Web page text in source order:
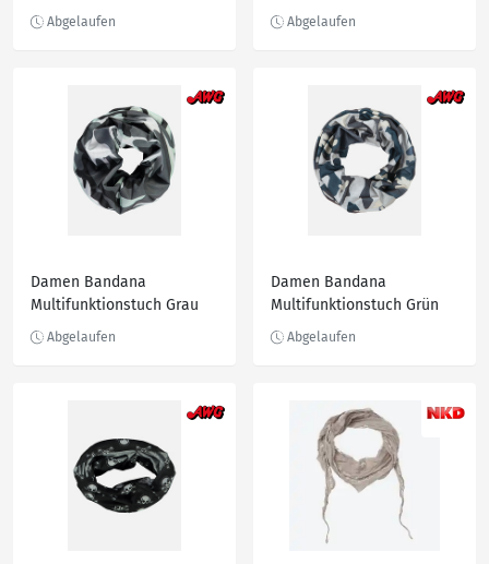
Damen Bandana
Multifunktionstuch Grau
Damen Bandana
Multifunktionstuch Grün